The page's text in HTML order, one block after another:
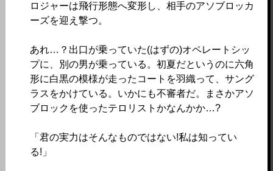
ロジャーは飛行形態へ変形し、相手のアソブロッカ
ーズを迎え撃つ。
あれ…？出口が乗っていた(はずの)オペレートシッ
プに、別の男が乗っている。初夏だというのに六角
形に白黒の模様が走ったコートを羽織って、サング
ラスをかけている。いかにも不審者だ。まさかアソ
ブロックを使ったテロリストかなんかか…?
「君の実力はそんなものではない!私は知ってい
る!」